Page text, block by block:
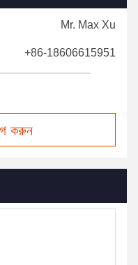
Mr. Max Xu
+86-18606615951
করুন